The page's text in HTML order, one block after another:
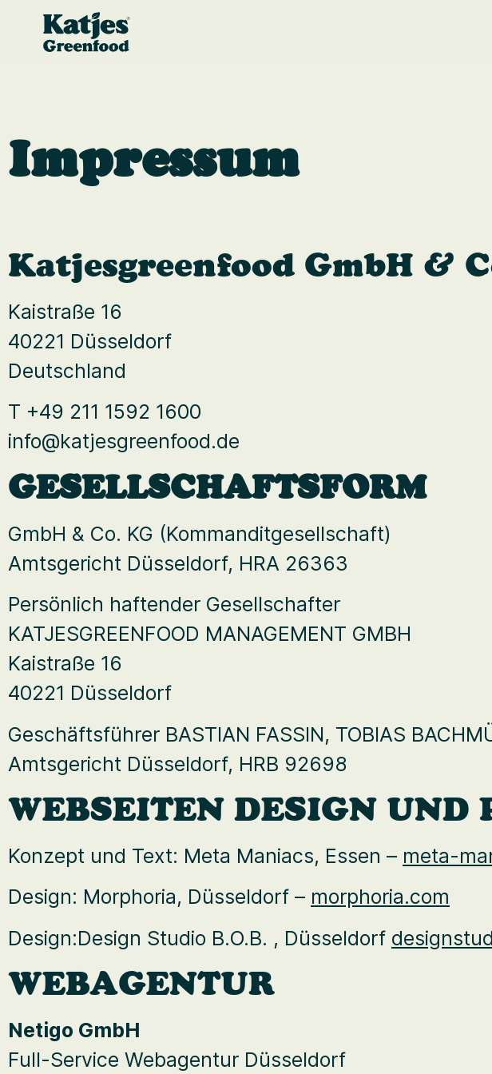
Impressum
Katjesgreenfood GmbH &
Kaistraße 16
40221 Düsseldorf
Deutschland
T +49 211 1592 1600
info@katjesgreenfood.de
GESELLSCHAFTSFORM
GmbH & Co. KG (Kommanditgesellschaft)
Amtsgericht Düsseldorf, HRA 26363
Persönlich haftender Gesellschafter
KATJESGREENFOOD MANAGEMENT GMBH
Kaistraße 16
40221 Düsseldorf
Geschäftsführer BASTIAN FASSIN, TOBIAS
Amtsgericht Düsseldorf, HRB 92698
WEBSEITEN DESIGN UND
Konzept und Text: Meta Maniacs, Essen – meta-
Design: Morphoria, Düsseldorf – morphoria.com
Design:Design Studio B.O.B. , Düsseldorf
WEBAGENTUR
Netigo GmbH
Full-Service Webagentur Düsseldorf